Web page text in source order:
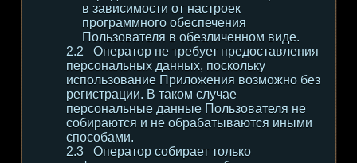
в зависимости от настроек
программного обеспечения
Пользователя в обезличенном виде.
Оператор не требует предоставления
персональных данных, поскольку
использование Приложения возможно без
регистрации. В таком случае
персональные данные Пользователя не
собираются и не обрабатываются иными
способами.
Оператор собирает только